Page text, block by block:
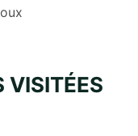
VISITÉES